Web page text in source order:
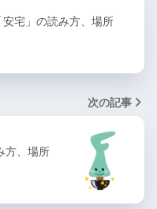
宅」の読み方、場所
次の記事
方、場所